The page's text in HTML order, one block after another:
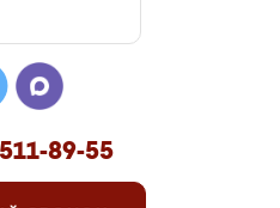
511-89-55